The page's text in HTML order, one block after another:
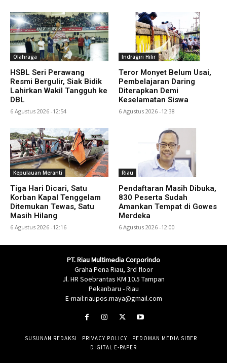
Olahraga
HSBL Seri Perawang
Resmi Bergulir, Siak Bidik
Lahirkan Wakil Tangguh ke
DBL
6 Agustus 2026 -12:54
Indragiri Hilir
Teror Monyet Belum Usai,
Pembelajaran Daring
Diterapkan Demi
Keselamatan Siswa
6 Agustus 2026 -12:38
Kepulauan Meranti
Tiga Hari Dicari, Satu
Korban Kapal Tenggelam
Ditemukan Tewas, Satu
Masih Hilang
6 Agustus 2026 -12:16
Riau
Pendaftaran Masih Dibuka,
830 Peserta Sudah
Amankan Tempat di Gowes
Merdeka
6 Agustus 2026 -12:00
PT. Riau Multimedia Corporindo
Graha Pena Riau, 3rd floor
Jl. HR Soebrantas KM 10.5 Tampan
Pekanbaru - Riau
E-mail:riaupos.maya@gmail.com
SUSUNAN REDAKSI PRIVACY POLICY
PEDOMAN MEDIA SIBER
DIGITAL E-PAPER